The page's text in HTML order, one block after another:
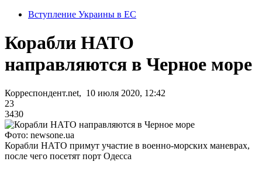
Вступление Украины в ЕС
Корабли НАТО
направляются в Черное море
Корреспондент.net, 10 июля 2020, 12:42
23
3430
Фото: newsone.ua
Корабли НАТО примут участие в военно-морских маневрах,
после чего посетят порт Одесса